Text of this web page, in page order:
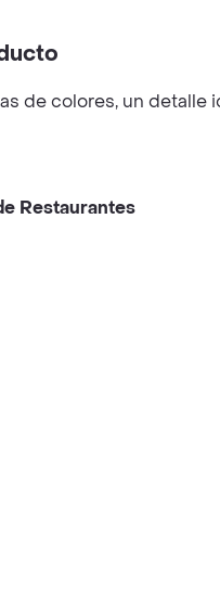
de colores, un detalle
Restaurantes